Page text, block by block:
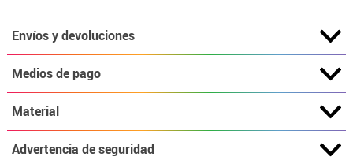
Envíos y devoluciones
Medios de pago
Material
Advertencia de seguridad